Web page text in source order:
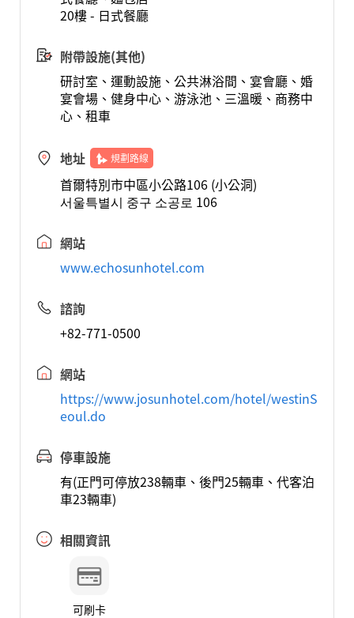
20樓 - 日式餐廳
附帶設施(其他)
研討室、運動設施、公共淋浴間、宴會廳、婚
宴會場、健身中心、游泳池、三溫暖、商務中
心、租車
地址 規劃路線
首爾特別市中區小公路106 (小公洞)
서울특별시 중구 소공로 106
網站
www.echosunhotel.com
諮詢
+82-771-0500
網站
https://www.josunhotel.com/hotel/westinS
eoul.do
停車設施
有(正門可停放238輛車、後門25輛車、代客泊
車23輛車)
相關資訊
可刷卡